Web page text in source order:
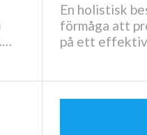
En holistisk
förmåga att
på ett